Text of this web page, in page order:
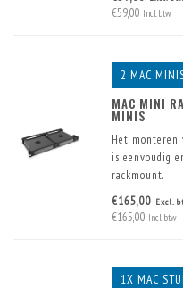
€59,00 Incl. btw
2 MAC
MAC MINI
MINIS
Het
is eenvoudig
rackmount.
Er zijn reeds
ingebouwd.
€165,00 Excl.
€165,00 Incl. btw
1X MAC